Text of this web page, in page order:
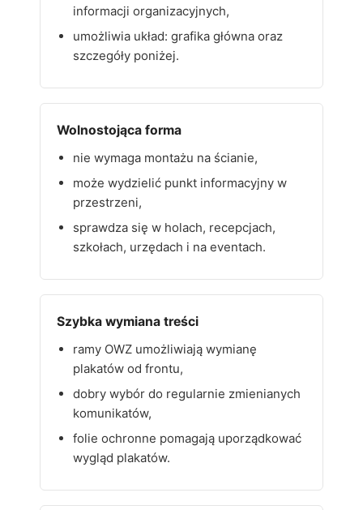
informacji organizacyjnych,
umożliwia układ: grafika główna oraz
szczegóły poniżej.
Wolnostojąca forma
nie wymaga montażu na ścianie,
może wydzielić punkt informacyjny w
przestrzeni,
sprawdza się w holach, recepcjach,
szkołach, urzędach i na eventach.
Szybka wymiana treści
ramy OWZ umożliwiają wymianę
plakatów od frontu,
dobry wybór do regularnie zmienianych
komunikatów,
folie ochronne pomagają uporządkować
wygląd plakatów.